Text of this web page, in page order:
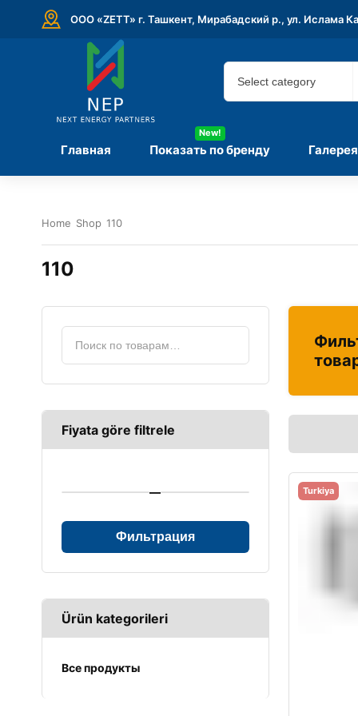
ООО «ZETT» г. Ташкент, Мирабадский р., ул. Ислама
Главная Показать по бренду
New!
Галерея
Home Shop 110
110
Fiyata göre filtrele
Фильтрация
—
Ürün kategorileri
Все продукты
Turkiya